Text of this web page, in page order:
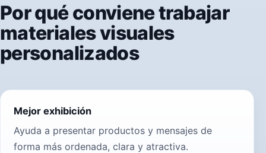
Por qué conviene trabajar
materiales visuales
personalizados
Mejor exhibición
Ayuda a presentar productos y mensajes de
forma más ordenada, clara y atractiva.